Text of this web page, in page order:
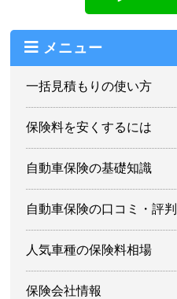
メニュー
一括見積もりの使い方
保険料を安くするには
自動車保険の基礎知識
自動車保険の口コミ・評判
人気車種の保険料相場
保険会社情報